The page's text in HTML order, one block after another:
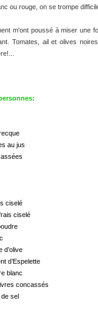
ou rouge, on se trompe
m'ont poussé à miser une
Tomates, ail et olives
au jus
ciselé
ciselé
d’olive
d’Espelette
blanc
concassés
de sel